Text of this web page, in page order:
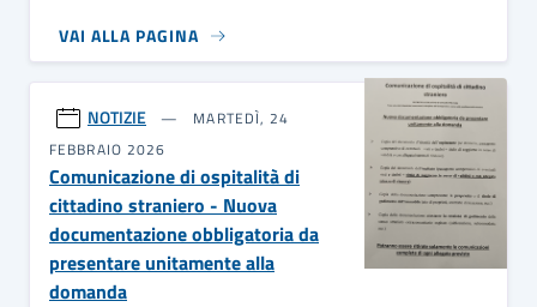
VAI ALLA PAGINA
NOTIZIE
MARTEDÌ, 24
FEBBRAIO 2026
Comunicazione di ospitalità di
cittadino straniero - Nuova
documentazione obbligatoria da
presentare unitamente alla
domanda